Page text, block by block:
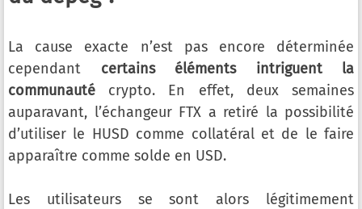
La cause exacte n’est pas encore déterminée
cependant certains éléments intriguent la
communauté crypto. En effet, deux semaines
auparavant, l’échangeur FTX a retiré la possibilité
d’utiliser le HUSD comme collatéral et de le faire
apparaître comme solde en USD.
Les utilisateurs se sont alors légitimement